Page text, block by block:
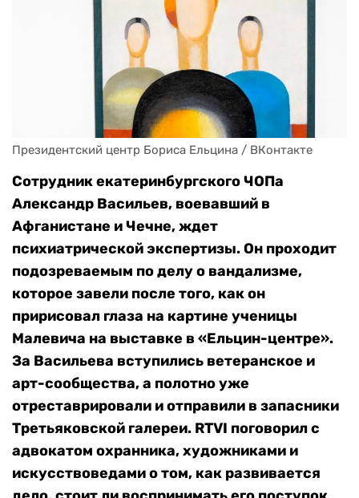
Президентский центр Бориса Ельцина / ВКонтакте
Сотрудник екатеринбургского ЧОПа
Александр Васильев, воевавший в
Афганистане и Чечне, ждет
психиатрической экспертизы. Он проходит
подозреваемым по делу о вандализме,
которое завели после того, как он
пририсовал глаза на картине ученицы
Малевича на выставке в «Ельцин-центре».
За Васильева вступились ветеранское и
арт-сообщества, а полотно уже
отреставрировали и отправили в запасники
Третьяковской галереи. RTVI поговорил с
адвокатом охранника, художниками и
искусствоведами о том, как развивается